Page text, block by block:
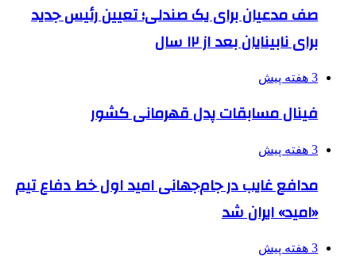
صف مدعیان برای یک صندلی؛ تعیین رئیس جدید
برای نابینایان بعد از ۱۲ سال
3 هفته پیش
فینال مسابقات پدل قهرمانی کشور
3 هفته پیش
مدافع غایب در جام‌جهانی امید اول خط دفاع تیم
«امید» ایران شد
3 هفته پیش